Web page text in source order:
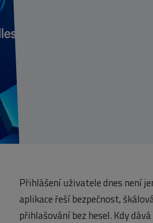
Přihlášení uživatele dnes není
aplikace řeší bezpečnost,
přihlašování bez hesel. Kdy